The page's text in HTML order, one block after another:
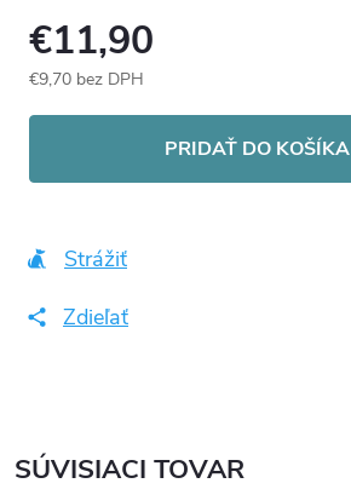
€11,90
€9,70 bez DPH
PRIDAŤ DO KOŠÍKA
Strážiť
Zdieľať
SÚVISIACI TOVAR